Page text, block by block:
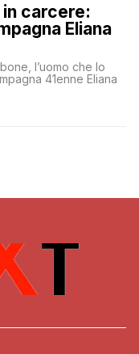
carcere:
Eliana
l’uomo che lo
41enne Eliana